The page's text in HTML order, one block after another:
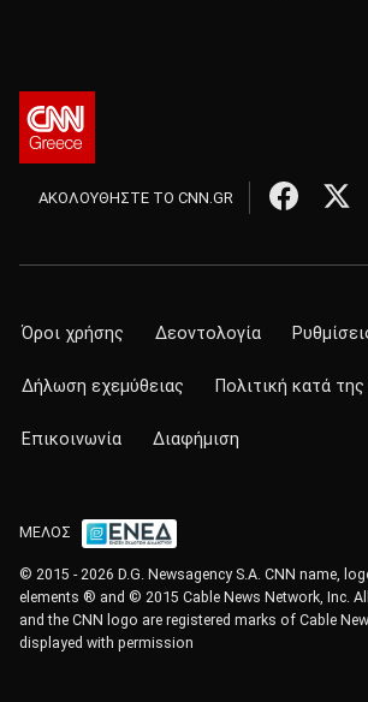
ΑΚΟΛΟΥΘΗΣΤΕ ΤΟ CNN.GR
Όροι χρήσης Δεοντολογία
Δήλωση εχεμύθειας Πολιτική κατά
Επικοινωνία Διαφήμιση
ΜΕΛΟΣ
© 2015 - 2026 D.G. Newsagency S.A. CNN name,
elements ® and © 2015 Cable News Network, Inc.
and the CNN logo are registered marks of Cable
displayed with permission